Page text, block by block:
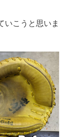
いこうと思いま